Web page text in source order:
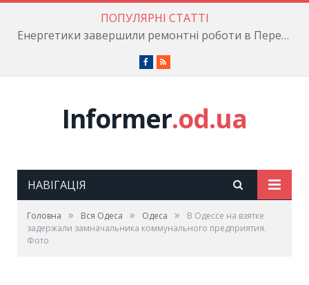
ПОПУЛЯРНІ СТАТТІ
Енергетики завершили ремонтні роботи в Пересипському районі
Facebook
RSS
Informer.od.ua
НАВІГАЦІЯ
Головна » Вся Одеса » Одеса »
В Одессе на взятке
задержали замначальника коммунального предприятия.
Фото